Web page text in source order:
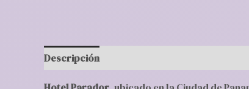
Descripción